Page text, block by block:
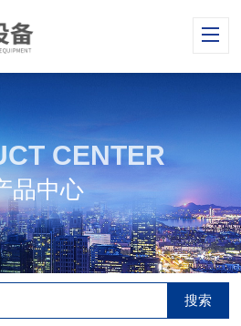
CENTER
品中心